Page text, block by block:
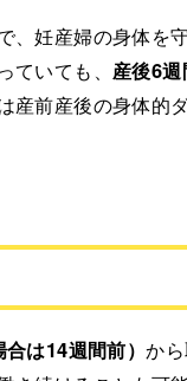
、妊産婦の身体を
いても、 産後6
産前産後の身体
は14週間前）か